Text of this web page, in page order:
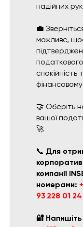
надійних
💼
можливе,
🤝 Оберіть
вашої
🚀
📞 Для
компанії
номерами:
93 228 01 24
🔐